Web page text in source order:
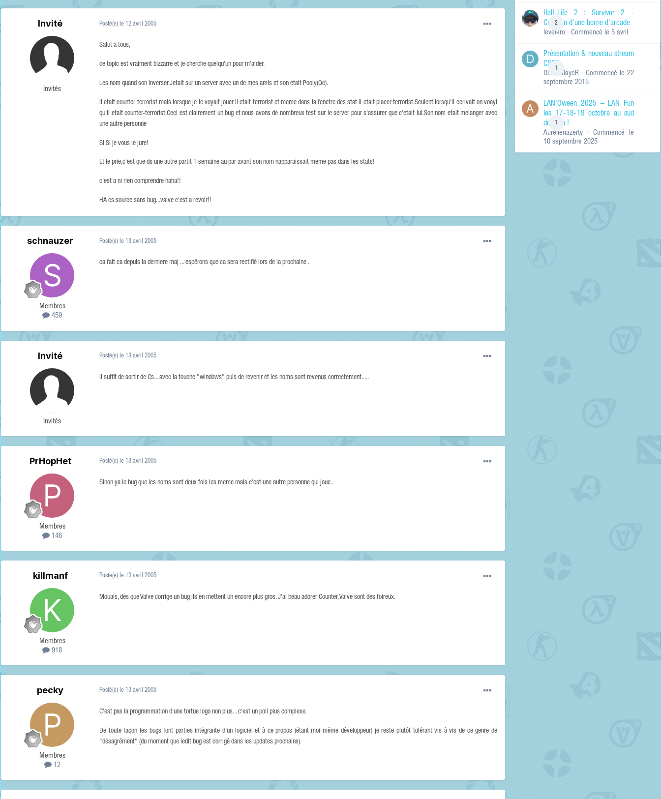
RECHERCHER LES
Titres et corps
Titres des
uniquement
Invité
Invités
Posté(e) le 12 avril 2005
Salut a tous,
ce topic est vraiment bizzarre et je cherche quelqu'un pour m'aider.
Les nom quand son inverser.Jetait sur un server avec un de mes amis et son etait Pooly(Qc).
Il etait counter terrorist mais lorsque je le voyait jouer il etait terrorist et meme dans la fenetre des stat il etait placer terrorist.Seulent lorsqu'il ecrivait on voayi
qu'il etait counter-terrorist.Ceci est clairement un bug et nous avons de nombreux test sur le server pour s'assurer que c'etait lui.Son nom etait melanger avec
une autre personne
SI SI je vous le jure!
Et le prie,c'est que ds une autre partit 1 semaine au par avant son nom napparaissait meme pas dans les stats!
c'est a ni rien comprendre haha!!
HA cs:source sans bug...valve c'est a revoir!!
schnauzer
Membres
459
Posté(e) le 13 avril 2005
ca fait ca depuis la derniere maj ... espêrons que ca sera rectifié lors de la prochaine .
Invité
Invités
Posté(e) le 13 avril 2005
Il suffit de sortir de Cs... avec la touche "windows" puis de revenir et les noms sont revenus correctement.....
PrHopHet
Membres
146
Posté(e) le 13 avril 2005
Sinon ya le bug que les noms sont deux fois les meme mais c'est une autre personne qui joue..
killmanf
Membres
918
Posté(e) le 13 avril 2005
Mouais, dès que Valve corrige un bug ils en mettent un encore plus gros. J'ai beau adorer Counter, Valve sont des foireux.
pecky
Membres
12
Posté(e) le 13 avril 2005
C'est pas la programmation d'une tortue logo non plus... c'est un poil plus complexe.
De toute façon les bugs font parties intégrante d'un logiciel et à ce propos (étant moi-même développeur) je reste plutôt tolérant vis à vis de ce genre de
"désagrément" (du moment que ledit bug est corrigé dans les updates prochains).
2
Half-Life 2 : Survivor 2 -
Création d'une borne d'arcade
levelkro · Commencé le 5 avril
1
Présentation & nouveau stream
CSGO
Dr.KinSlayeR · Commencé le 22
septembre 2015
1
LAN'Oween 2025 – LAN Fun
les 17-18-19 octobre au sud
de Lyon !
Aurelienazerty · Commencé le
10 septembre 2025